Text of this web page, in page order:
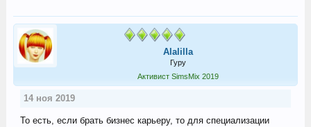
Alalilla
Гуру
Активист SimsMix 2019
14 ноя 2019
То есть, если брать бизнес карьеру, то для специализации